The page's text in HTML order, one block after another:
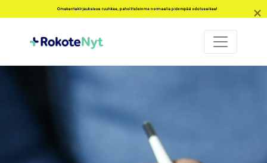
Omakantakirjauksissa ruuhkaa, pahoittelemme normaalia pidempää odotusaikaa!